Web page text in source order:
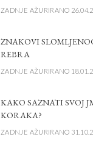
ZADNJE AŽURIRANO
ZNAKOVI
REBRA
ZADNJE AŽURIRANO
KAKO SAZNATI SVOJ
KORAKA?
ZADNJE AŽURIRANO